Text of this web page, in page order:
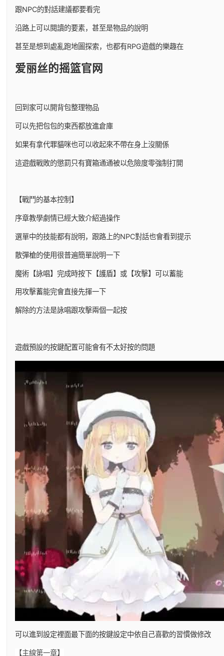
跟NPC的對話建議都要看完
沿路上可以閱讀的要素，甚至是物品的說明
甚至是想到處亂跑地圖探索，也都有RPG遊戲的樂趣在
爱丽丝的摇篮官网
回到家可以開背包整理物品
可以先把包包的東西都放進倉庫
如果有拿代罪貓咪也可以收起來不帶在身上沒關係
這遊戲戰敗的懲罰只有寶箱通通被以危險度零強制打開
【戰鬥的基本控制】
序章教學劇情已經大致介紹過操作
選單中的技能都有說明，跟路上的NPC對話也會看到提示
散彈槍的使用很普遍簡單說明一下
魔術【詠唱】完成時按下【護盾】或【攻擊】可以蓄能
用攻擊蓄能完會直接先揮一下
解除的方法是詠唱跟攻擊兩個一起按
遊戲預設的按鍵配置可能會有不太好按的問題
可以進到設定裡面最下面的按鍵設定中依自己喜歡的習慣做修改
【主線第一章】